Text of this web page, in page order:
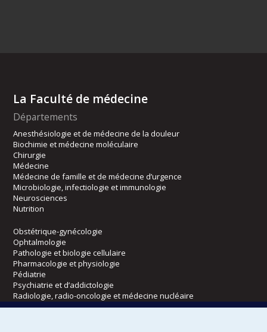
La Faculté de médecine
Départements
Anesthésiologie et de médecine de la douleur
Biochimie et médecine moléculaire
Chirurgie
Médecine
Médecine de famille et de médecine d’urgence
Microbiologie, infectiologie et immunologie
Neurosciences
Nutrition
Obstétrique-gynécologie
Ophtalmologie
Pathologie et biologie cellulaire
Pharmacologie et physiologie
Pédiatrie
Psychiatrie et d’addictologie
Radiologie, radio-oncologie et médecine nucléaire